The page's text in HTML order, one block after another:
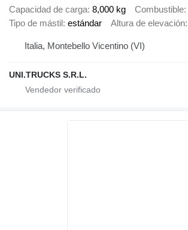
Capacidad de carga 8,000 kg Combustible
Tipo de mástil estándar Altura de elevación
Italia, Montebello Vicentino (VI)
UNI.TRUCKS S.R.L.